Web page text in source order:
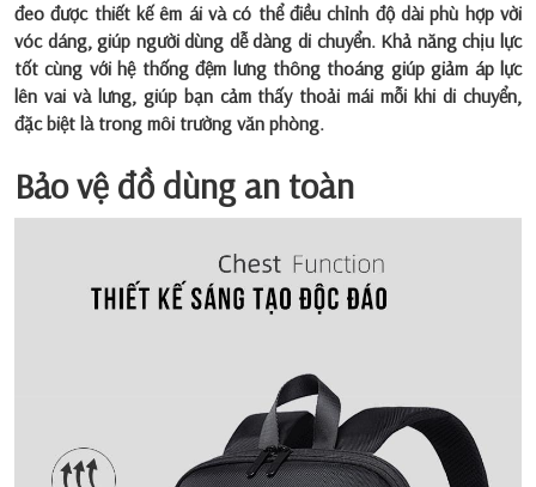
đeo được thiết kế êm ái và có thể điều chỉnh độ dài phù hợp vời
vóc dáng, giúp người dùng dễ dàng di chuyển. Khả năng chịu lực
tốt cùng với hệ thống đệm lưng thông thoáng giúp giảm áp lực
lên vai và lưng, giúp bạn cảm thấy thoải mái mỗi khi di chuyển,
đặc biệt là trong môi trường văn phòng.
Bảo vệ đồ dùng an toàn